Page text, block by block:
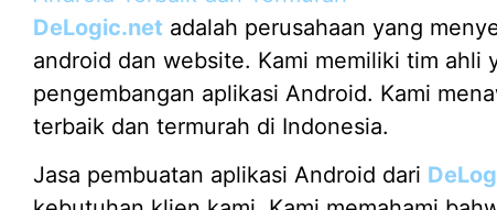
DeLogic.net adalah perusahaan yang
android dan website. Kami memiliki tim ahli
pengembangan aplikasi Android. Kami
terbaik dan termurah di Indonesia.
Jasa pembuatan aplikasi Android dari